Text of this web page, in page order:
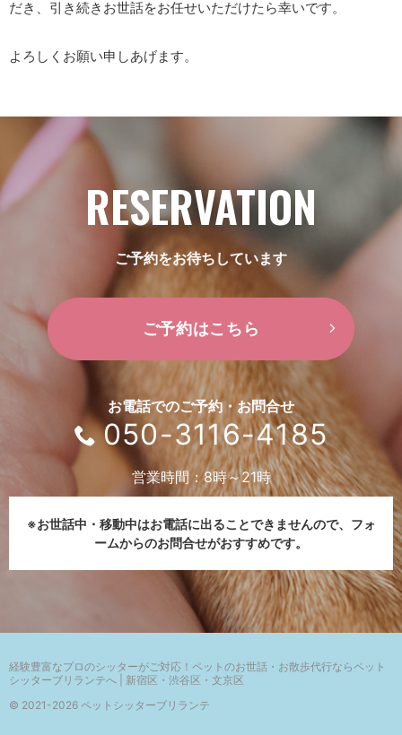
だき、引き続きお世話をお任せいただけたら幸いです。
よろしくお願い申しあげます。
RESERVATION
ご予約をお待ちしています
ご予約はこちら
お電話でのご予約・お問合せ
050-3116-4185
営業時間：8時～21時
※お世話中・移動中はお電話に出ることできませんので、 フォ
ームからのお問合せがおすすめです。
© 2021-2026 ペットシッターブリランテ
経験豊富なプロのシッターがご対応！ ペットのお世話・お散歩代行ならペット
シッターブリランテへ | 新宿区・渋谷区・文京区